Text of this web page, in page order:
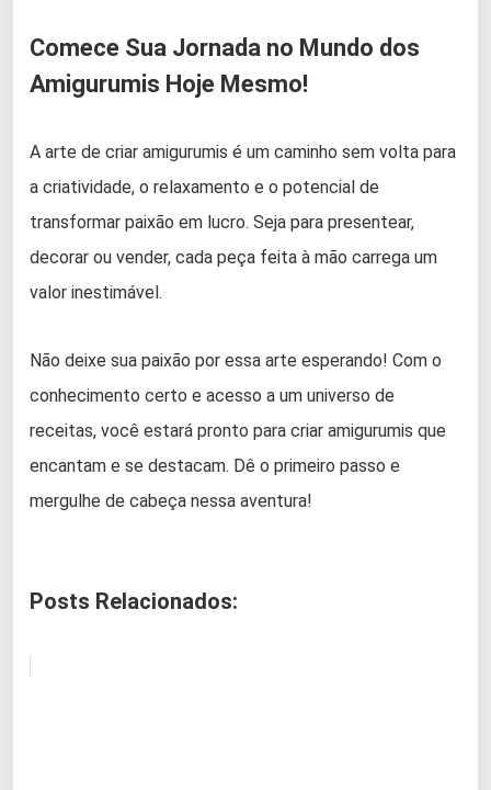
Comece Sua Jornada no Mundo dos
Amigurumis Hoje Mesmo!
A arte de criar amigurumis é um caminho sem volta para
a criatividade, o relaxamento e o potencial de
transformar paixão em lucro. Seja para presentear,
decorar ou vender, cada peça feita à mão carrega um
valor inestimável.
Não deixe sua paixão por essa arte esperando! Com o
conhecimento certo e acesso a um universo de
receitas, você estará pronto para criar amigurumis que
encantam e se destacam. Dê o primeiro passo e
mergulhe de cabeça nessa aventura!
Posts Relacionados: